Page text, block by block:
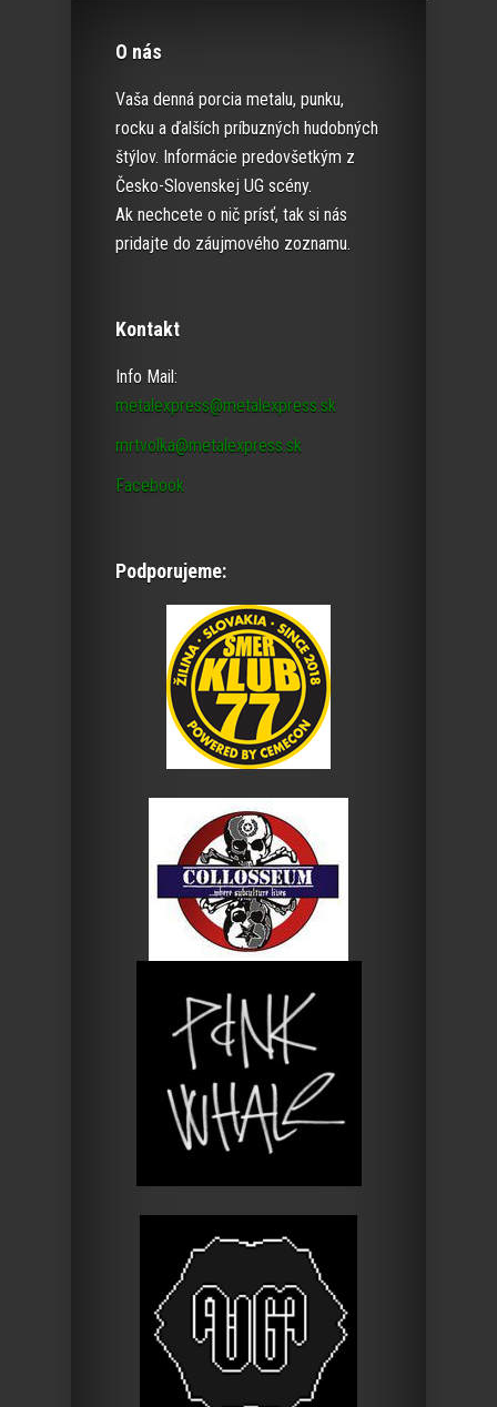
O nás
Vaša denná porcia metalu, punku,
rocku a ďalších príbuzných hudobných
štýlov. Informácie predovšetkým z
Česko-Slovenskej UG scény.
Ak nechcete o nič prísť, tak si nás
pridajte do záujmového zoznamu.
Kontakt
Info Mail:
metalexpress@metalexpress.sk
mrtvolka@metalexpress.sk
Facebook
Podporujeme: